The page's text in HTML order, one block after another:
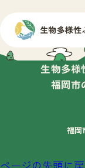
生物多様
福岡市
福岡